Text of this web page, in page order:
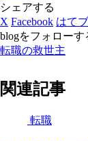
シェアする
X Facebook はてブ
blogをフォローす
転職の救世主
関連記事
転職